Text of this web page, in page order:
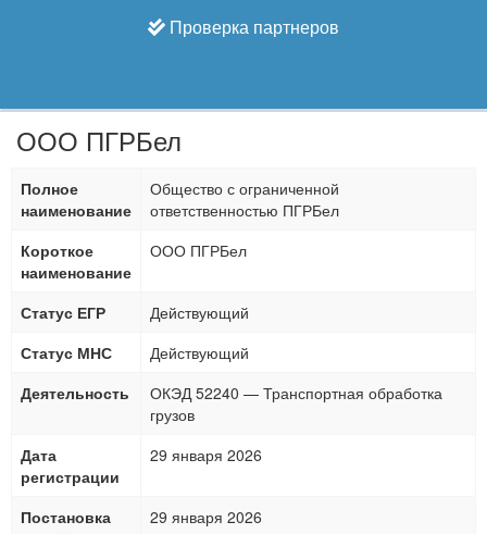
Проверка партнеров
ООО ПГРБел
Полное
наименование
Общество с ограниченной
ответственностью ПГРБел
Короткое
наименование
ООО ПГРБел
Статус ЕГР
Действующий
Статус МНС
Действующий
Деятельность
ОКЭД 52240 — Транспортная обработка
грузов
Дата
регистрации
29 января 2026
Постановка
29 января 2026